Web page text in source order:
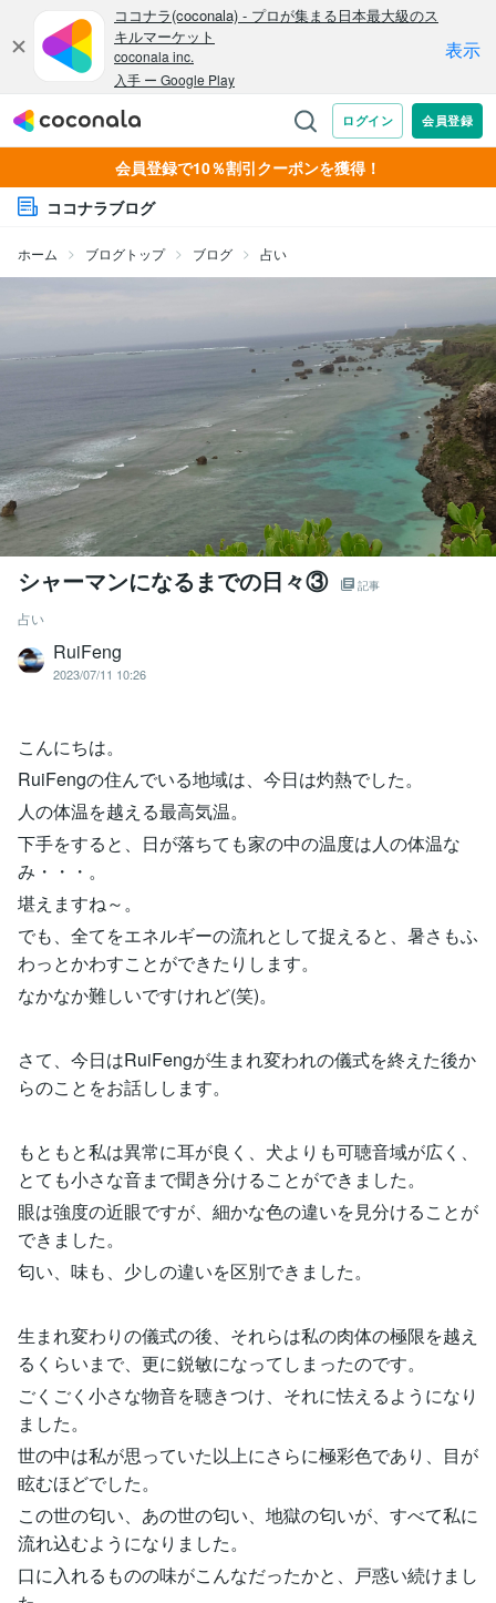
会員登録で10％割引クーポンを獲得！
ココナラブログ
ホーム ブログトップ ブログ 占い
シャーマンになるまでの日々③ 記事
占い
RuiFeng
2023/07/11 10:26
こんにちは。
RuiFengの住んでいる地域は、今日は灼熱でした。
人の体温を越える最高気温。
下手をすると、日が落ちても家の中の温度は人の体温な
み・・・。
堪えますね～。
でも、全てをエネルギーの流れとして捉えると、暑さもふ
わっとかわすことができたりします。
なかなか難しいですけれど(笑)。
さて、今日はRuiFengが生まれ変われの儀式を終えた後か
らのことをお話しします。
もともと私は異常に耳が良く、犬よりも可聴音域が広く、
とても小さな音まで聞き分けることができました。
眼は強度の近眼ですが、細かな色の違いを見分けることが
できました。
匂い、味も、少しの違いを区別できました。
生まれ変わりの儀式の後、それらは私の肉体の極限を越え
るくらいまで、更に鋭敏になってしまったのです。
ごくごく小さな物音を聴きつけ、それに怯えるようになり
ました。
世の中は私が思っていた以上にさらに極彩色であり、目が
眩むほどでした。
この世の匂い、あの世の匂い、地獄の匂いが、すべて私に
流れ込むようになりました。
口に入れるものの味がこんなだったかと、戸惑い続けまし